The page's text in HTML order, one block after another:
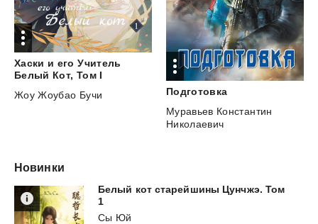
Хаски и его Учитель
Белый Кот, Том I
Жоу Жоубао Бучи
Подготовка
Муравьев Константин
Николаевич
Новинки
Белый кот старейшины Цунчжэ. Том
1
Сы Юй